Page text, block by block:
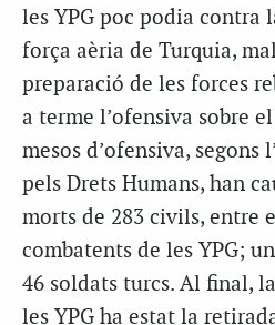
les YPG poc podia contra
força aèria de Turquia,
preparació de les forces
a terme l’ofensiva sobre
mesos d’ofensiva, segons
pels Drets Humans, han
morts de 283 civils, entre
combatents de les YPG;
46 soldats turcs. Al final,
les YPG ha estat la